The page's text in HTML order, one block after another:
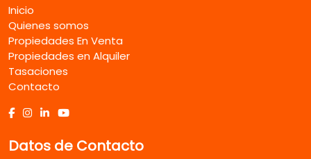
Inicio
Quienes somos
Propiedades En Venta
Propiedades en Alquiler
Tasaciones
Contacto
Datos de Contacto